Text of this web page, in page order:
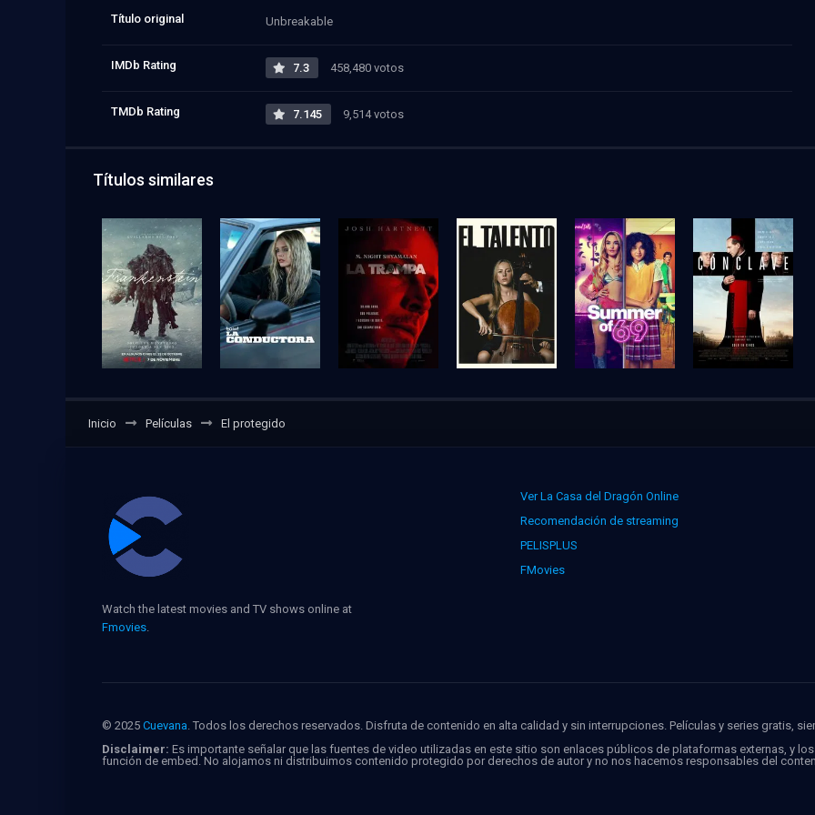
Título original Unbreakable
IMDb Rating 7.3 458,480 votos
TMDb Rating 7.145 9,514 votos
Títulos similares
Inicio Películas El protegido
Ver La Casa del Dragón Online
Recomendación de streaming
PELISPLUS
FMovies
Watch the latest movies and TV shows online at
Fmovies
© 2025 Cuevana . Todos los derechos reservados. Disfruta de contenido en alta calidad y sin interrupciones. Películas y series gratis,
Disclaimer: Es importante señalar que las fuentes de video utilizadas en este sitio son enlaces públicos de plataformas externas, y
función de embed. No alojamos ni distribuimos contenido protegido por derechos de autor y no nos hacemos responsables del